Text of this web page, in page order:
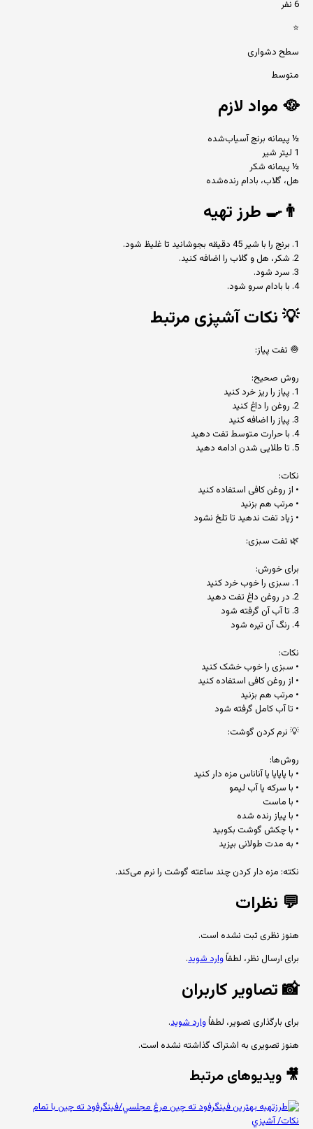
6 نفر
⭐
سطح دشواری
متوسط
🥘 مواد لازم
½ پیمانه برنج آسیاب‌شده
1 لیتر شیر
½ پیمانه شکر
هل، گلاب، بادام رنده‌شده
👨‍🍳 طرز تهیه
1. برنج را با شیر 45 دقیقه بجوشانید تا غلیظ شود.
2. شکر، هل و گلاب را اضافه کنید.
3. سرد شود.
4. با بادام سرو شود.
💡نکات آشپزی مرتبط
🧅 تفت پیاز:
روش صحیح:
1. پیاز را ریز خرد کنید
2. روغن را داغ کنید
3. پیاز را اضافه کنید
4. با حرارت متوسط تفت دهید
5. تا طلایی شدن ادامه دهید
نکات:
• از روغن کافی استفاده کنید
• مرتب هم بزنید
• زیاد تفت ندهید تا تلخ نشود
🌿 تفت سبزی:
برای خورش:
1. سبزی را خوب خرد کنید
2. در روغن داغ تفت دهید
3. تا آب آن گرفته شود
4. رنگ آن تیره شود
نکات:
• سبزی را خوب خشک کنید
• از روغن کافی استفاده کنید
• مرتب هم بزنید
• تا آب کامل گرفته شود
💡 نرم کردن گوشت:
روش‌ها:
• با پاپایا یا آناناس مزه دار کنید
• با سرکه یا آب لیمو
• با ماست
• با پیاز رنده شده
• با چکش گوشت بکوبید
• به مدت طولانی بپزید
نکته: مزه دار کردن چند ساعته گوشت را نرم می‌کند.
💬 نظرات
هنوز نظری ثبت نشده است.
برای ارسال نظر، لطفاًوارد شوید.
📸تصاویر کاربران
برای بارگذاری تصویر، لطفاًوارد شوید.
هنوز تصویری به اشتراک گذاشته نشده است.
🎥 ویدیوهای مرتبط